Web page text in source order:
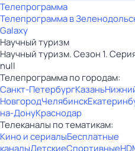
Телепрограмма
Телепрограмма в
Galaxy
Научный туризм
Научный туризм. Сезон 1.
null
Телепрограмма по городам:
Санкт-ПетербургКазань
НовгородЧелябинск
на-ДонуКраснодар
Телеканалы по тематикам:
Кино и сериалыБесплатные
каналыДетскиеСпортивныеHD